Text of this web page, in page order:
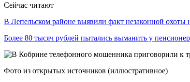
Сейчас читают
В Лепельском районе выявили факт незаконной охоты
Более 80 тысяч рублей пытались выманить у
Фото из открытых источников (иллюстративное)